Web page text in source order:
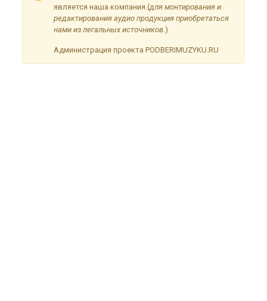
является наша компания.(для монтирования и
редактирования аудио продукция приобретаться
нами из легальных источников.)
Администрация проекта PODBERIMUZYKU.RU